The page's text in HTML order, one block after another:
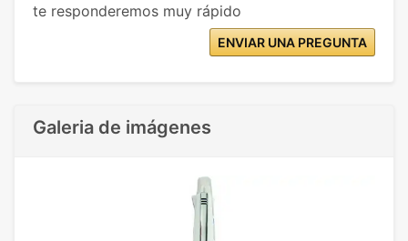
te responderemos muy rápido
ENVIAR UNA PREGUNTA
Galeria de imágenes